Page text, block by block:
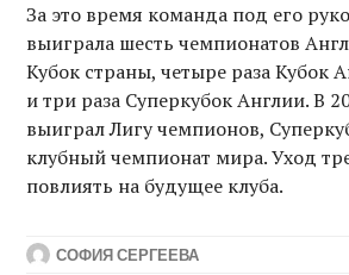
За это время команда под его
выиграла шесть чемпионатов
Кубок страны, четыре раза Кубок
и три раза Суперкубок Англии. В
выиграл Лигу чемпионов,
клубный чемпионат мира. Уход
повлиять на будущее клуба.
СОФИЯ СЕРГЕЕВА